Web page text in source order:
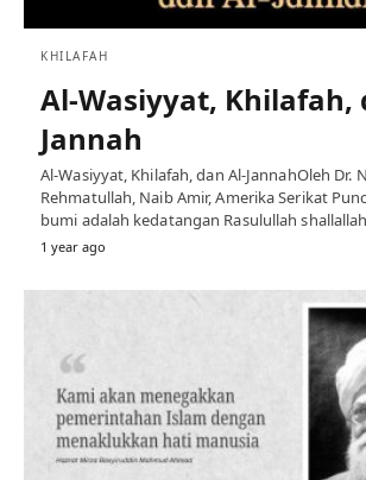
KHILAFAH
Al-Wasiyyat, Khilafah,
Jannah
Al-Wasiyyat, Khilafah, dan Al-JannahOleh Dr.
Rehmatullah, Naib Amir, Amerika Serikat
bumi adalah kedatangan Rasulullah
1 year ago